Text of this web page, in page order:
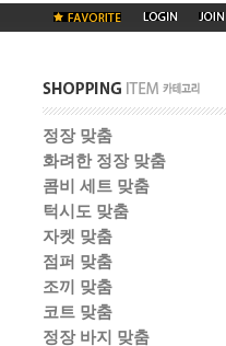
정장 맞춤
화려한 정장 맞춤
콤비 세트 맞춤
턱시도 맞춤
자켓 맞춤
점퍼 맞춤
조끼 맞춤
코트 맞춤
정장 바지 맞춤